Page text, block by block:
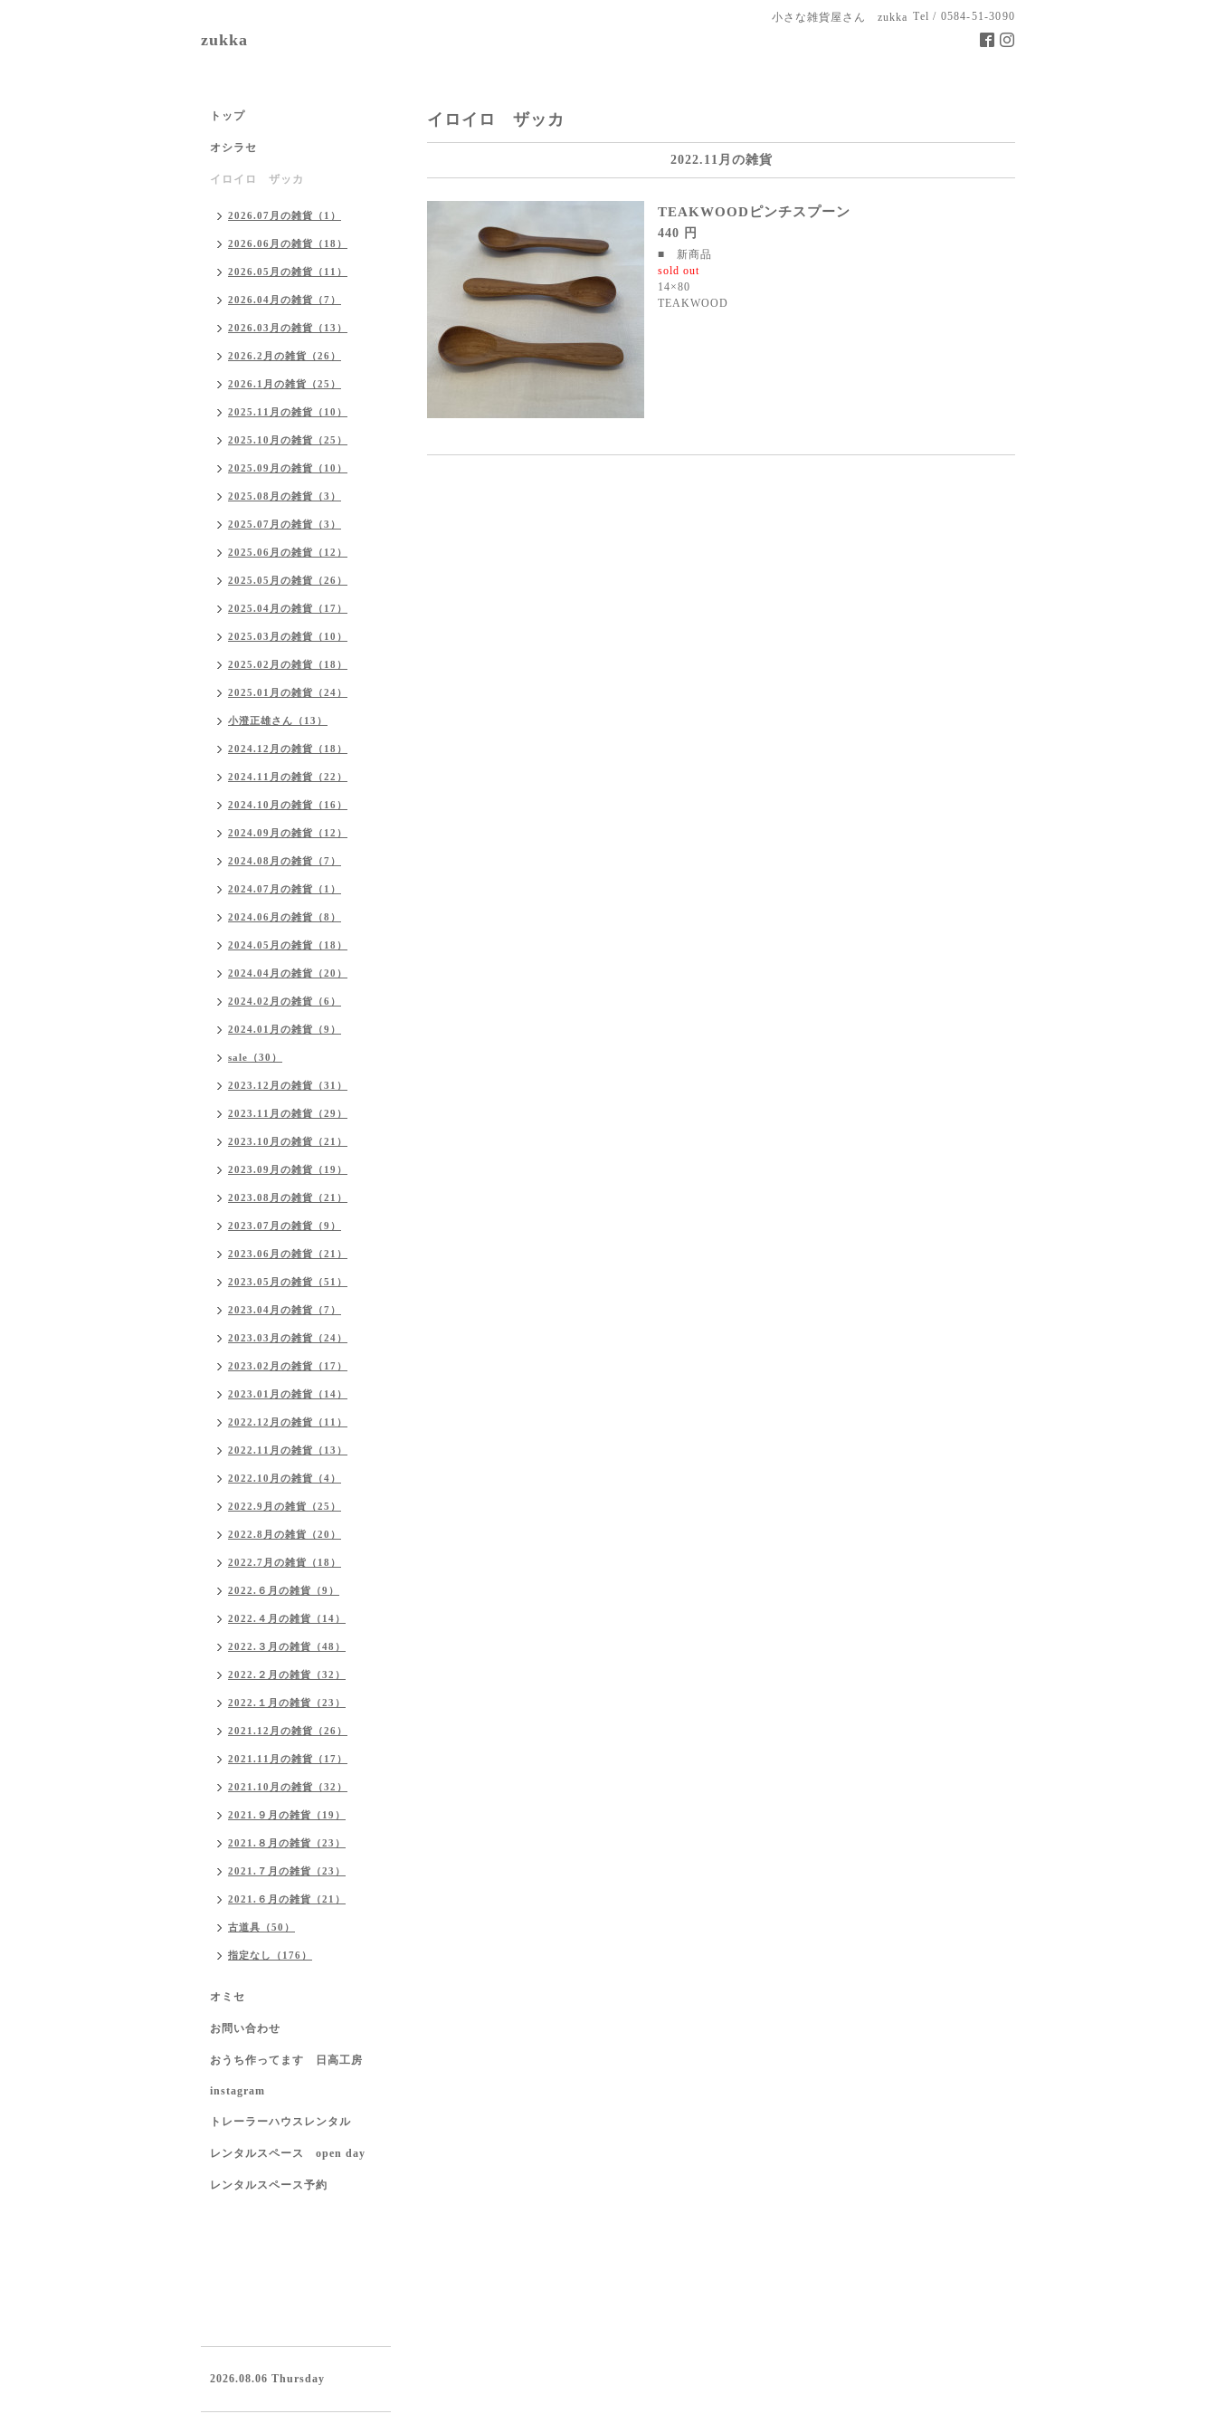
小さな雑貨屋さん zukka Tel / 0584-51-3090
zukka
イロイロ ザッカ
2022.11月の雑貨
TEAKWOODピンチスプーン
440 円
■ 新商品
sold out
14×80
TEAKWOOD
トップ
オシラセ
イロイロ ザッカ
2026.07月の雑貨（1）
2026.06月の雑貨（18）
2026.05月の雑貨（11）
2026.04月の雑貨（7）
2026.03月の雑貨（13）
2026.2月の雑貨（26）
2026.1月の雑貨（25）
2025.11月の雑貨（10）
2025.10月の雑貨（25）
2025.09月の雑貨（10）
2025.08月の雑貨（3）
2025.07月の雑貨（3）
2025.06月の雑貨（12）
2025.05月の雑貨（26）
2025.04月の雑貨（17）
2025.03月の雑貨（10）
2025.02月の雑貨（18）
2025.01月の雑貨（24）
小澄正雄さん（13）
2024.12月の雑貨（18）
2024.11月の雑貨（22）
2024.10月の雑貨（16）
2024.09月の雑貨（12）
2024.08月の雑貨（7）
2024.07月の雑貨（1）
2024.06月の雑貨（8）
2024.05月の雑貨（18）
2024.04月の雑貨（20）
2024.02月の雑貨（6）
2024.01月の雑貨（9）
sale（30）
2023.12月の雑貨（31）
2023.11月の雑貨（29）
2023.10月の雑貨（21）
2023.09月の雑貨（19）
2023.08月の雑貨（21）
2023.07月の雑貨（9）
2023.06月の雑貨（21）
2023.05月の雑貨（51）
2023.04月の雑貨（7）
2023.03月の雑貨（24）
2023.02月の雑貨（17）
2023.01月の雑貨（14）
2022.12月の雑貨（11）
2022.11月の雑貨（13）
2022.10月の雑貨（4）
2022.9月の雑貨（25）
2022.8月の雑貨（20）
2022.7月の雑貨（18）
2022.６月の雑貨（9）
2022.４月の雑貨（14）
2022.３月の雑貨（48）
2022.２月の雑貨（32）
2022.１月の雑貨（23）
2021.12月の雑貨（26）
2021.11月の雑貨（17）
2021.10月の雑貨（32）
2021.９月の雑貨（19）
2021.８月の雑貨（23）
2021.７月の雑貨（23）
2021.６月の雑貨（21）
古道具（50）
指定なし（176）
オミセ
お問い合わせ
おうち作ってます 日高工房
instagram
トレーラーハウスレンタル
レンタルスペース open day
レンタルスペース予約
2026.08.06 Thursday